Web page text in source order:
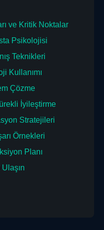
ve Kritik Noktalar
Psikolojisi
Teknikleri
Kullanımı
Çözme
İyileştirme
Stratejileri
Örnekleri
Planı